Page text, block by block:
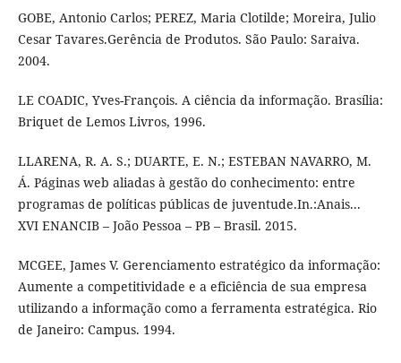
GOBE, Antonio Carlos; PEREZ, Maria Clotilde; Moreira, Julio
Cesar Tavares.Gerência de Produtos. São Paulo: Saraiva.
2004.
LE COADIC, Yves-François. A ciência da informação. Brasília:
Briquet de Lemos Livros, 1996.
LLARENA, R. A. S.; DUARTE, E. N.; ESTEBAN NAVARRO, M.
Á. Páginas web aliadas à gestão do conhecimento: entre
programas de políticas públicas de juventude.In.:Anais...
XVI ENANCIB – João Pessoa – PB – Brasil. 2015.
MCGEE, James V. Gerenciamento estratégico da informação:
Aumente a competitividade e a eficiência de sua empresa
utilizando a informação como a ferramenta estratégica. Rio
de Janeiro: Campus. 1994.